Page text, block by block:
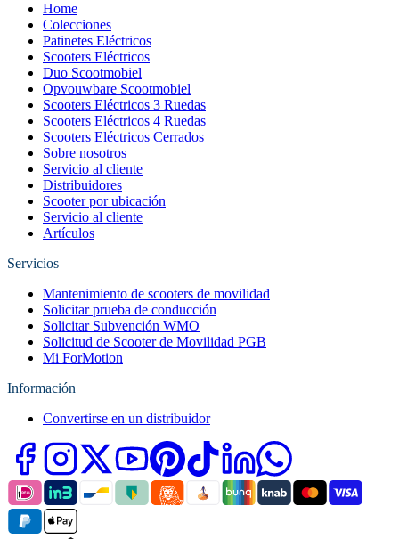
Home
Colecciones
Patinetes Eléctricos
Scooters Eléctricos
Duo Scootmobiel
Opvouwbare Scootmobiel
Scooters Eléctricos 3 Ruedas
Scooters Eléctricos 4 Ruedas
Scooters Eléctricos Cerrados
Sobre nosotros
Servicio al cliente
Distribuidores
Scooter por ubicación
Servicio al cliente
Artículos
Servicios
Mantenimiento de scooters de movilidad
Solicitar prueba de conducción
Solicitar Subvención WMO
Solicitud de Scooter de Movilidad PGB
Mi ForMotion
Información
Convertirse en un distribuidor